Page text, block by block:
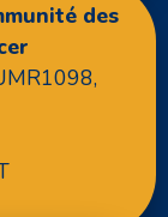
des